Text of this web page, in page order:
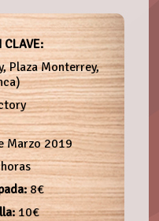
CLAVE:
Plaza Monterrey,
Marzo 2019
8€
10€